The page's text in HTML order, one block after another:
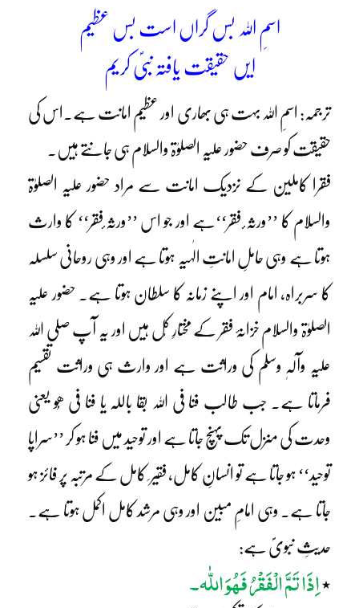
اسمِ اللہ بس گراں است بس عظیم
ایں حقیقت یافتہ نبیؐ کریم
ترجمہ: اسمِ اللہ بہت ہی بھاری اور عظیم امانت ہے۔اس کی
حقیقت کو صرف حضور علیہ الصلوٰۃ والسلام ہی جانتے ہیں۔
فقرا کاملین کے نزدیک امانت سے مراد حضور علیہ الصلوٰۃ
والسلام کا ’’ورثہ ٔ فقر‘‘ہے اور جو اس ’’ورثہ ٔفقر‘‘ کا وارث
ہوتا ہے وہی حاملِ امانتِ الٰہیہ ہوتا ہے اور وہی روحانی سلسلہ
کا سربراہ، امام اور اپنے زمانہ کا سلطان ہوتا ہے۔ حضور علیہ
الصلوٰۃ والسلام خزانۂ فقر کے مختارِ کُل ہیں اور یہ آپ صلی اللہ
علیہ وآلہٖ وسلم کی وراثت ہے اور وارث ہی وراثت تقسیم
فرماتا ہے۔ جب طالب فنا فی اللہ بقا باللہ یا فنا فی ھُو یعنی
وحدت کی منزل تک پہنچ جاتا ہے اور توحید میں فنا ہو کر ’’سراپا
توحید‘‘ ہو جاتا ہے تو انسانِ کامل، فقیر ِ کامل کے مرتبہ پر فائز ہو
جاتا ہے۔ وہی امامِ مبین اور وہی مرشد کامل اکمل ہوتا ہے۔
حدیثِ نبویؐ ہے:
٭اِذَا تَمَّ الْفَقْرُ فَھُوَ اللّٰہ۔